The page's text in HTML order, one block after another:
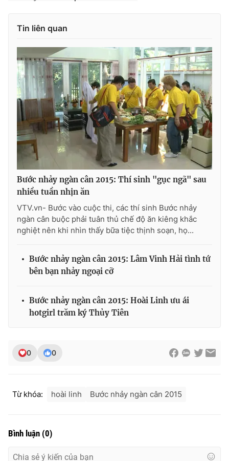
Tin liên quan
Bước nhảy ngàn cân 2015: Thí sinh "gục ngã" sau
nhiều tuần nhịn ăn
VTV.vn- Bước vào cuộc thi, các thí sinh Bước nhảy
ngàn cân buộc phải tuân thủ chế độ ăn kiêng khắc
nghiệt nên khi nhìn thấy bữa tiệc thịnh soạn, họ...
Bước nhảy ngàn cân 2015: Lâm Vinh Hải tình tứ
bên bạn nhảy ngoại cỡ
Bước nhảy ngàn cân 2015: Hoài Linh ưu ái
hotgirl trăm ký Thủy Tiên
0 0
Từ khóa: hoài linh Bước nhảy ngàn cân 2015
Bình luận (0)